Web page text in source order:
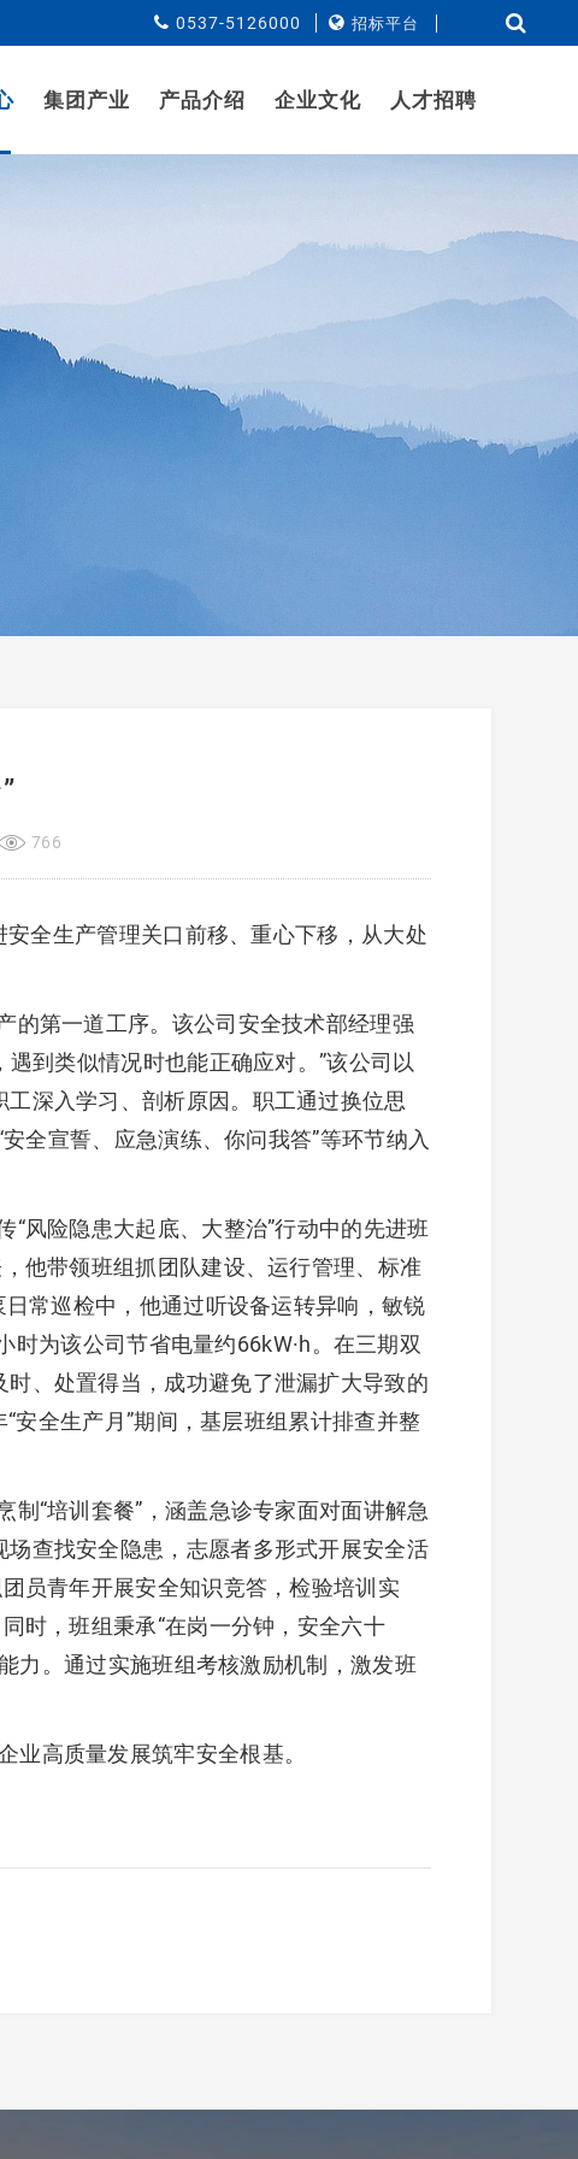
0537-5126000 招标平台
集团产业 产品介绍 企业文化 人才招聘
766
全生产管理关口前移、重心下移，从大处
的第一道工序。该公司安全技术部经理强
到类似情况时也能正确应对。”该公司以
深入学习、剖析原因。职工通过换位思
全宣誓、应急演练、你问我答”等环节纳入
风险隐患大起底、大整治”行动中的先进班
他带领班组抓团队建设、运行管理、标准
常巡检中，他通过听设备运转异响，敏锐
为该公司节省电量约66kW·h。在三期双
、处置得当，成功避免了泄漏扩大导致的
安全生产月”期间，基层班组累计排查并整
“培训套餐”，涵盖急诊专家面对面讲解急
查找安全隐患，志愿者多形式开展安全活
员青年开展安全知识竞答，检验培训实
时，班组秉承“在岗一分钟，安全六十
力。通过实施班组考核激励机制，激发班
业高质量发展筑牢安全根基。